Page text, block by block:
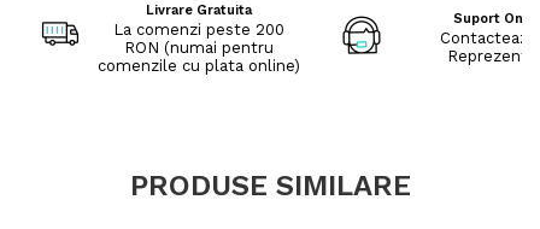
Livrare Gratuita
La comenzi peste 200
RON (numai pentru
comenzile cu plata online)
Suport
Contacteaza
PRODUSE SIMILARE